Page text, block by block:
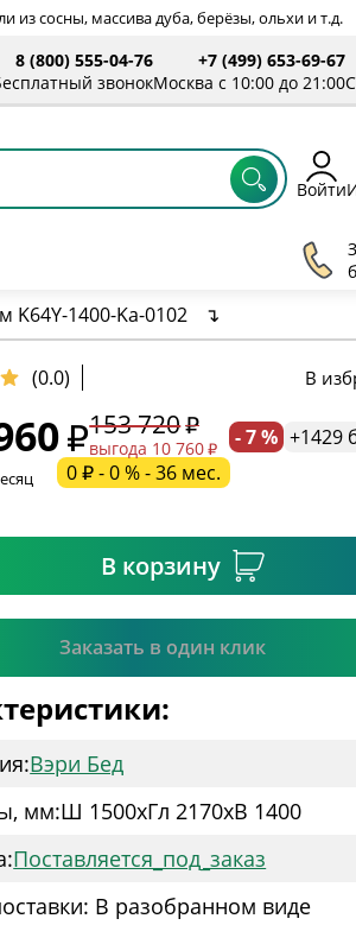
сосны, массива дуба, берёзы, ольхи и т.д.
8 (800) 555-04-76
звонок
+7 (499) 653-69-67
Москва с 10:00 до 21:00
Войти
1400-Ka-0102 ↴
(0.0) В
153 720
выгода 10 760 - 7 % +1429
0 ₽ - 0 % - 36 мес.
В корзину
Заказать в один клик
поле
Подтвердить
Вэри Бед
мм:Ш 1500xГл 2170xВ 1400
Поставляется_под_заказ
В разобранном виде